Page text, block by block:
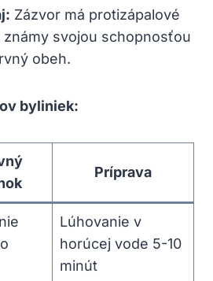
Zázvor má protizápalové
známy svojou schopnosťou
obeh.
byliniek:
Príprava
Lúhovanie v
horúcej vode 5-10
minút